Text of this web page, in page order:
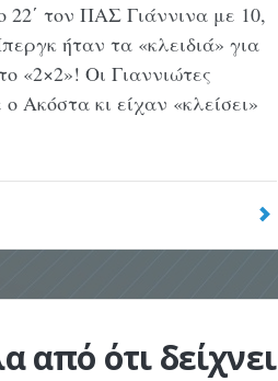
τον ΠΑΣ Γιάννινα με 10,
ήταν τα «κλειδιά» για
«2×2»! Οι Γιαννιώτες
Ακόστα κι είχαν «κλείσει»
από ότι δείχνει